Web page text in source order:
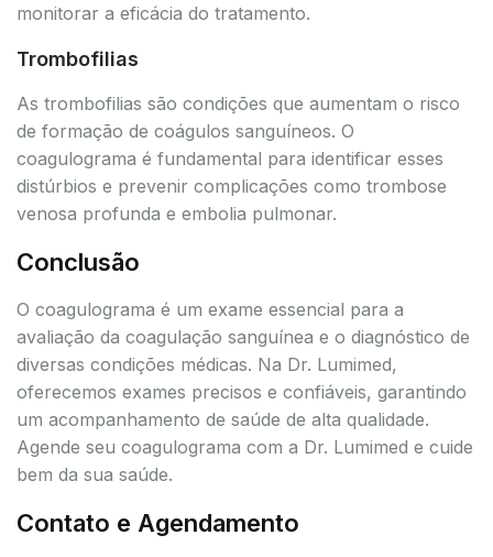
monitorar a eficácia do tratamento.
Trombofilias
As trombofilias são condições que aumentam o risco
de formação de coágulos sanguíneos. O
coagulograma é fundamental para identificar esses
distúrbios e prevenir complicações como trombose
venosa profunda e embolia pulmonar.
Conclusão
O coagulograma é um exame essencial para a
avaliação da coagulação sanguínea e o diagnóstico de
diversas condições médicas. Na Dr. Lumimed,
oferecemos exames precisos e confiáveis, garantindo
um acompanhamento de saúde de alta qualidade.
Agende seu coagulograma com a Dr. Lumimed e cuide
bem da sua saúde.
Contato e Agendamento